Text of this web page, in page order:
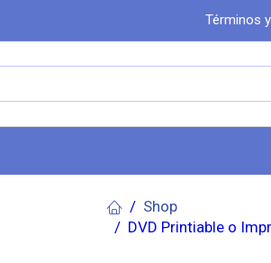
Términos
Shop
DVD Printiable o